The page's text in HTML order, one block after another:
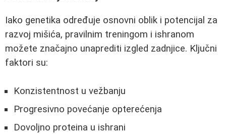
Iako genetika određuje osnovni oblik i potencijal za
razvoj mišića, pravilnim treningom i ishranom
možete značajno unaprediti izgled zadnjice. Ključni
faktori su:
Konzistentnost u vežbanju
Progresivno povećanje opterećenja
Dovoljno proteina u ishrani